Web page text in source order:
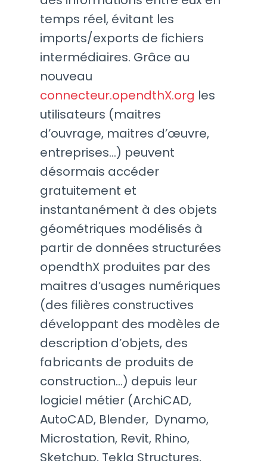
temps réel, évitant les
imports/exports de fichiers
intermédiaires. Grâce au
nouveau
connecteur.opendthX.org les
utilisateurs (maitres
d’ouvrage, maitres d’œuvre,
entreprises…) peuvent
désormais accéder
gratuitement et
instantanément à des objets
géométriques modélisés à
partir de données structurées
opendthX produites par des
maitres d’usages numériques
(des filières constructives
développant des modèles de
description d’objets, des
fabricants de produits de
construction…) depuis leur
logiciel métier (ArchiCAD,
AutoCAD, Blender, Dynamo,
Microstation, Revit, Rhino,
Sketchup, Tekla Structures,